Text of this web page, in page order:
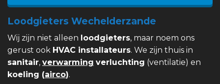
Loodgieters Wechelderzande
Wij zijn niet alleen loodgieters, maar noem ons
gerust ook HVAC installateurs. We zijn thuis in
sanitair, verwarming verluchting (ventilatie) en
koeling (airco).